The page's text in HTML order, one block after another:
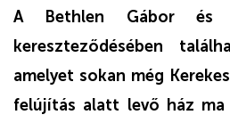
A Bethlen Gábor és
kereszteződésében
amelyet sokan még
felújítás alatt levő ház